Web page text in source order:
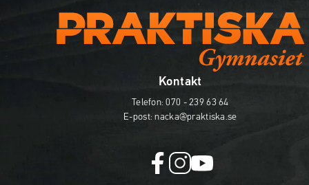
Kontakt
Telefon:070 - 239 63 64
E-post:nacka@praktiska.se